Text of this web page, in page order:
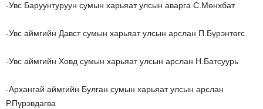
-Увс Баруунтуруун сумын харьяат улсын аварга С.Мөнхбат
-Увс аймгийн Давст сумын харьяат улсын арслан П.Бүрэнтөгс
-Увс аймгийн Ховд сумын харьяат улсын арслан Н.Батсуурь
-Архангай аймгийн Булган сумын харьяат улсын арслан
Р.Пүрэвдагва